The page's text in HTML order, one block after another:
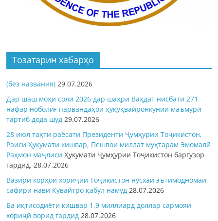
Тозатарин хабарҳо
(без названия) 29.07.2026
Дар шаш моҳи соли 2026 дар шаҳри Ваҳдат нисбати 271
нафар ноболиғ парвандаҳои ҳуқуқвайронкунии маъмурӣ
тартиб дода шуд 29.07.2026
28 июл таҳти раёсати Президенти Ҷумҳурии Тоҷикистон,
Раиси Ҳукумати кишвар, Пешвои миллат муҳтарам Эмомалӣ
Раҳмон маҷлисиҲукумати Ҷумҳурии Тоҷикистон баргузор
гардид.28.07.2026
Вазири корҳои хориҷии Тоҷикистон нусхаи эътимодномаи
сафири нави Кувайтро қабул намуд 28.07.2026
Ба иқтисодиёти кишвар 1,9 миллиард доллар сармояи
хориҷӣ ворид гардид 28.07.2026